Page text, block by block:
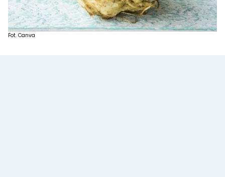
Fot. Canva